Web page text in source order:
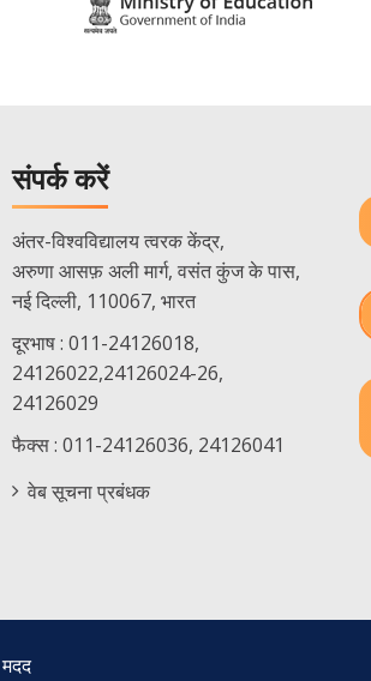
संपर्क करें
अंतर-विश्वविद्यालय त्वरक केंद्र,
अरुणा आसफ़ अली मार्ग, वसंत कुंज के पास,
नई दिल्ली, 110067, भारत
दूरभाष : 011-24126018,
24126022,24126024-26,
24126029
फैक्स : 011-24126036, 24126041
वेब सूचना प्रबंधक
मदद